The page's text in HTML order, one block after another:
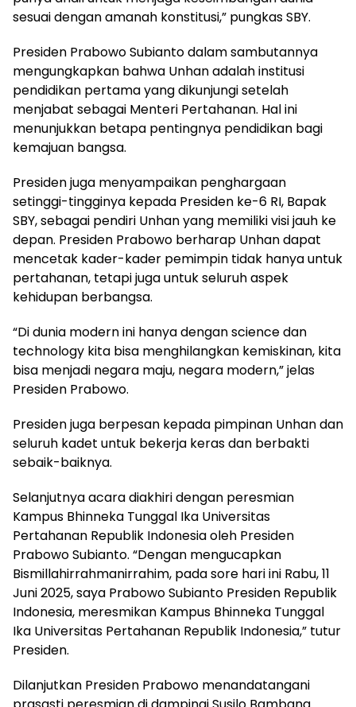
sesuai dengan amanah konstitusi,” pungkas SBY.
Presiden Prabowo Subianto dalam sambutannya
mengungkapkan bahwa Unhan adalah institusi
pendidikan pertama yang dikunjungi setelah
menjabat sebagai Menteri Pertahanan. Hal ini
menunjukkan betapa pentingnya pendidikan bagi
kemajuan bangsa.
Presiden juga menyampaikan penghargaan
setinggi-tingginya kepada Presiden ke-6 RI, Bapak
SBY, sebagai pendiri Unhan yang memiliki visi jauh ke
depan. Presiden Prabowo berharap Unhan dapat
mencetak kader-kader pemimpin tidak hanya untuk
pertahanan, tetapi juga untuk seluruh aspek
kehidupan berbangsa.
“Di dunia modern ini hanya dengan science dan
technology kita bisa menghilangkan kemiskinan, kita
bisa menjadi negara maju, negara modern,” jelas
Presiden Prabowo.
Presiden juga berpesan kepada pimpinan Unhan dan
seluruh kadet untuk bekerja keras dan berbakti
sebaik-baiknya.
Selanjutnya acara diakhiri dengan peresmian
Kampus Bhinneka Tunggal Ika Universitas
Pertahanan Republik Indonesia oleh Presiden
Prabowo Subianto. “Dengan mengucapkan
Bismillahirrahmanirrahim, pada sore hari ini Rabu, 11
Juni 2025, saya Prabowo Subianto Presiden Republik
Indonesia, meresmikan Kampus Bhinneka Tunggal
Ika Universitas Pertahanan Republik Indonesia,” tutur
Presiden.
Dilanjutkan Presiden Prabowo menandatangani